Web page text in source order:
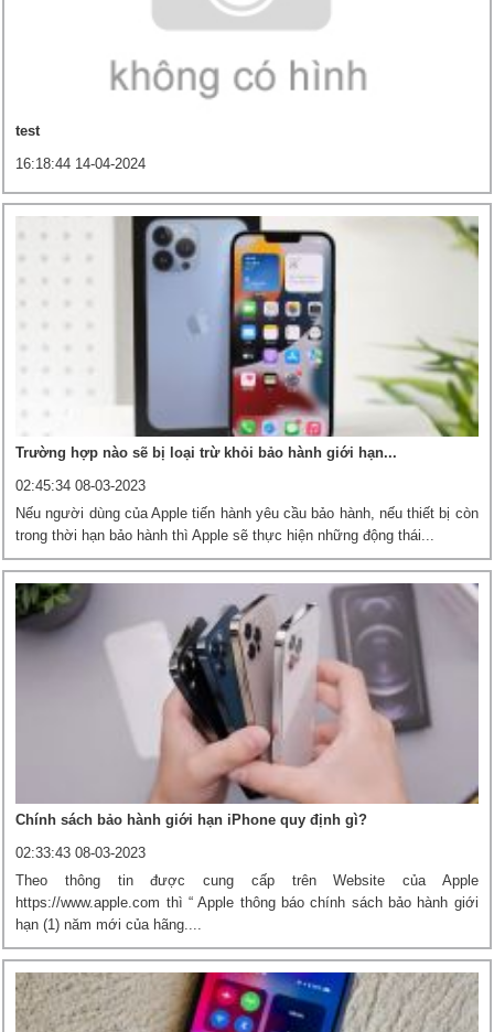
test
16:18:44 14-04-2024
Trường hợp nào sẽ bị loại trừ khỏi bảo hành giới hạn...
02:45:34 08-03-2023
Nếu người dùng của Apple tiến hành yêu cầu bảo hành, nếu thiết bị còn
trong thời hạn bảo hành thì Apple sẽ thực hiện những động thái...
Chính sách bảo hành giới hạn iPhone quy định gì?
02:33:43 08-03-2023
Theo thông tin được cung cấp trên Website của Apple
https://www.apple.com thì “ Apple thông báo chính sách bảo hành giới
hạn (1) năm mới của hãng....